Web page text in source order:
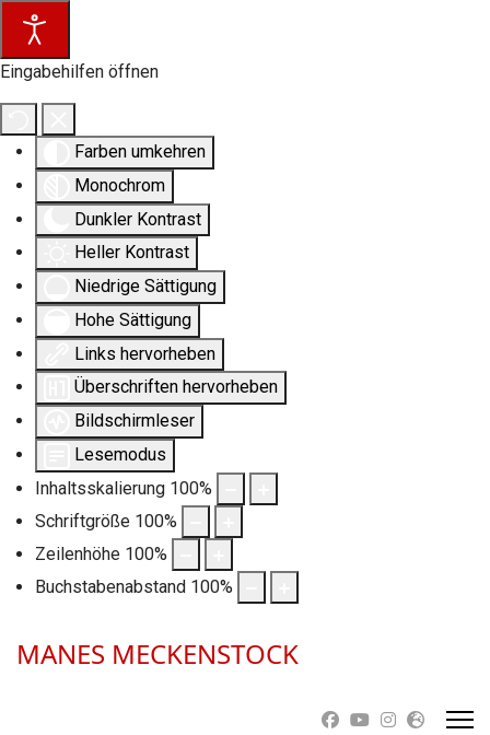
Eingabehilfen öffnen
Farben umkehren
Monochrom
Dunkler Kontrast
Heller Kontrast
Niedrige Sättigung
Hohe Sättigung
Links hervorheben
Überschriften hervorheben
Bildschirmleser
Lesemodus
Inhaltsskalierung 100%
Schriftgröße 100%
Zeilenhöhe 100%
Buchstabenabstand 100%
MANES MECKENSTOCK